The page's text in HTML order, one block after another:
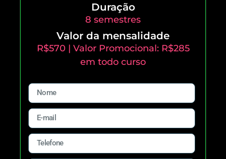
Duração
8 semestres
Valor da mensalidade
R$570 | Valor Promocional: R$285
em todo curso